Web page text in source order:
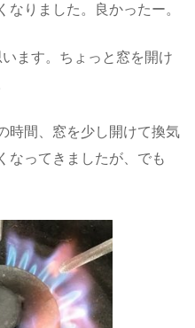
なりました。良かったー。
います。ちょっと窓を開け
時間、窓を少し開けて換気
なってきましたが、でも